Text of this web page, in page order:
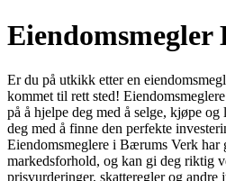
Er du på utkikk etter en
kommet til rett sted!
på å hjelpe deg med å selge, kjøpe
deg med å finne den perfekte
Eiendomsmeglere i Bærums Verk har
markedsforhold, og kan gi deg riktig
prisvurderinger, skatteregler og andre